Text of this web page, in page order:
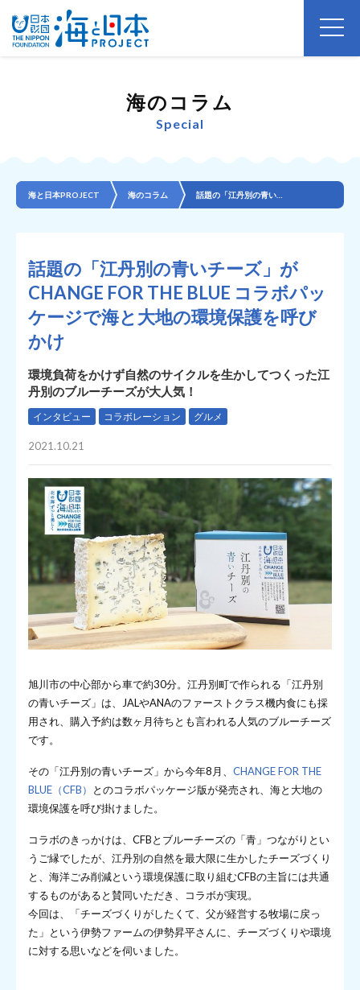
海のコラム
Special
海と日本PROJECT 海のコラム
話題の「江丹別の青いチーズ」が
CHANGE FOR THE BLUE コラボパッ
ケージで海と大地の環境保護を呼び
かけ
環境負荷をかけず自然のサイクルを生かしてつくった江
丹別のブルーチーズが大人気！
インタビュー コラボレーション グルメ
2021.10.21
旭川市の中心部から車で約30分。江丹別町で作られる「江丹別
の青いチーズ」は、JALやANAのファーストクラス機内食にも採
用され、購入予約は数ヶ月待ちとも言われる人気のブルーチーズ
です。
その「江丹別の青いチーズ」から今年8月、 CHANGE FOR THE
BLUE（CFB）
とのコラボパッケージ版が発売され、海と大地の
環境保護を呼び掛けました。
コラボのきっかけは、CFBとブルーチーズの「青」つながりとい
うご縁でしたが、江丹別の自然を最大限に生かしたチーズづくり
と、海洋ごみ削減という環境保護に取り組むCFBの主旨には共通
するものがあると賛同いただき、コラボが実現。
今回は、「チーズづくりがしたくて、父が経営する牧場に戻っ
た」という伊勢ファームの伊勢昇平さんに、チーズづくりや環境
に対する思いなどを伺いました。